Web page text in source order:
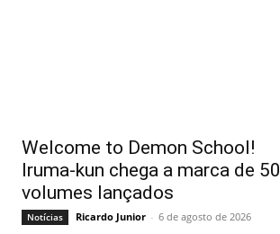
Welcome to Demon School!
Iruma-kun chega a marca de 50
volumes lançados
Notícias Ricardo Junior - 6 de agosto de 2026